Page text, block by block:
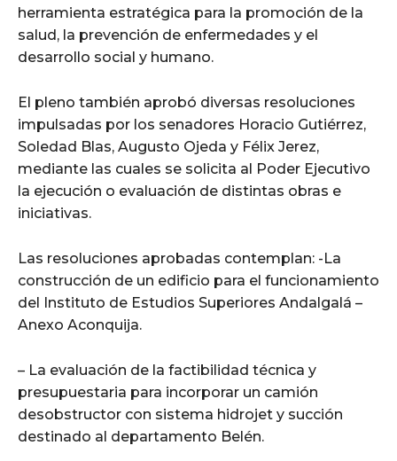
herramienta estratégica para la promoción de la
salud, la prevención de enfermedades y el
desarrollo social y humano.
El pleno también aprobó diversas resoluciones
impulsadas por los senadores Horacio Gutiérrez,
Soledad Blas, Augusto Ojeda y Félix Jerez,
mediante las cuales se solicita al Poder Ejecutivo
la ejecución o evaluación de distintas obras e
iniciativas.
Las resoluciones aprobadas contemplan: -La
construcción de un edificio para el funcionamiento
del Instituto de Estudios Superiores Andalgalá –
Anexo Aconquija.
– La evaluación de la factibilidad técnica y
presupuestaria para incorporar un camión
desobstructor con sistema hidrojet y succión
destinado al departamento Belén.